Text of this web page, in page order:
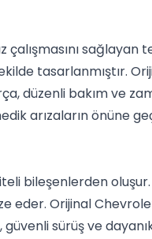
tasarlanmıştır.
bakım ve
arızaların önüne
bileşenlerden
Orijinal
sürüş ve